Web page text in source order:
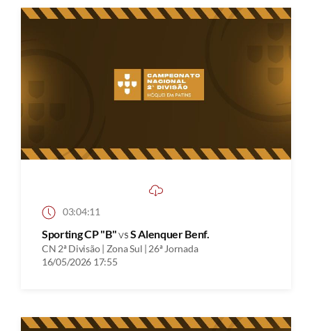
03:04:11
Sporting CP "B"vsS Alenquer Benf.
CN 2ª Divisão | Zona Sul | 26ª Jornada
16/05/2026 17:55